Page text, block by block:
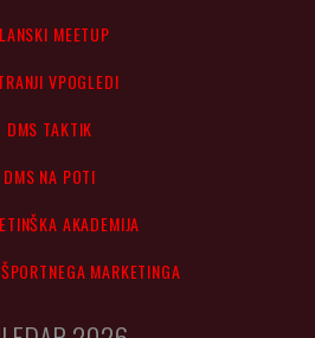
MEETUP
VPOGLEDI
DMS TAKTIK
DMS NA POTI
AKADEMIJA
MARKETINGA